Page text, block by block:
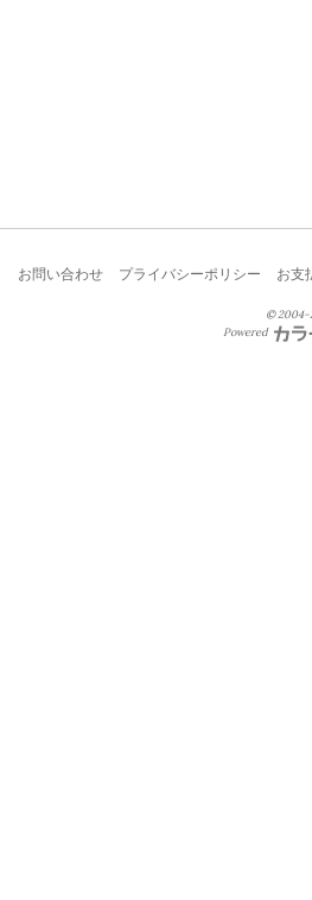
お問い合わせ プライバシーポリシー お支
© 2004-
Powered